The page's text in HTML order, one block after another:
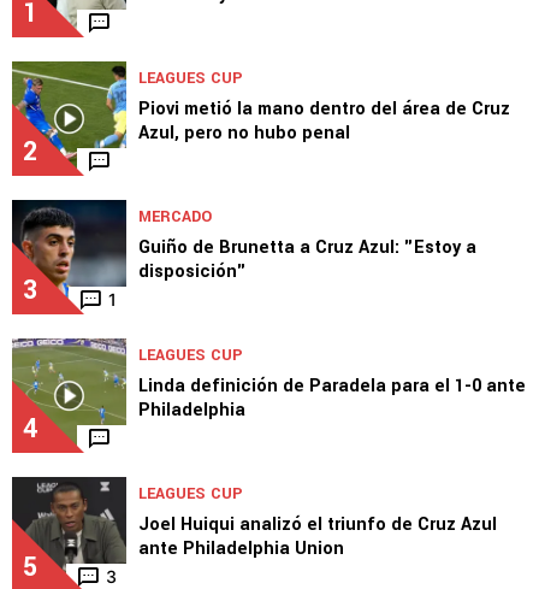
1
2
LEAGUES CUP
Piovi metió la mano dentro del área de Cruz
Azul, pero no hubo penal
3 1
MERCADO
Guiño de Brunetta a Cruz Azul: "Estoy a
disposición"
4
LEAGUES CUP
Linda definición de Paradela para el 1-0 ante
Philadelphia
5 3
LEAGUES CUP
Joel Huiqui analizó el triunfo de Cruz Azul
ante Philadelphia Union